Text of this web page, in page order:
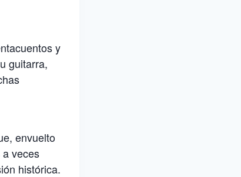
y
guitarra,
envuelto
veces
histórica.